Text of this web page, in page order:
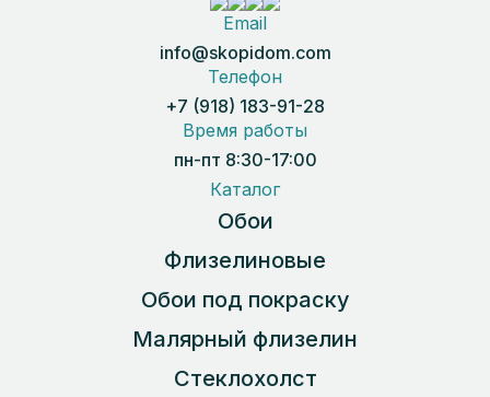
Email
info@skopidom.com
Телефон
+7 (918) 183-91-28
Время работы
пн-пт 8:30-17:00
Каталог
Обои
Флизелиновые
Обои под покраску
Малярный флизелин
Стеклохолст